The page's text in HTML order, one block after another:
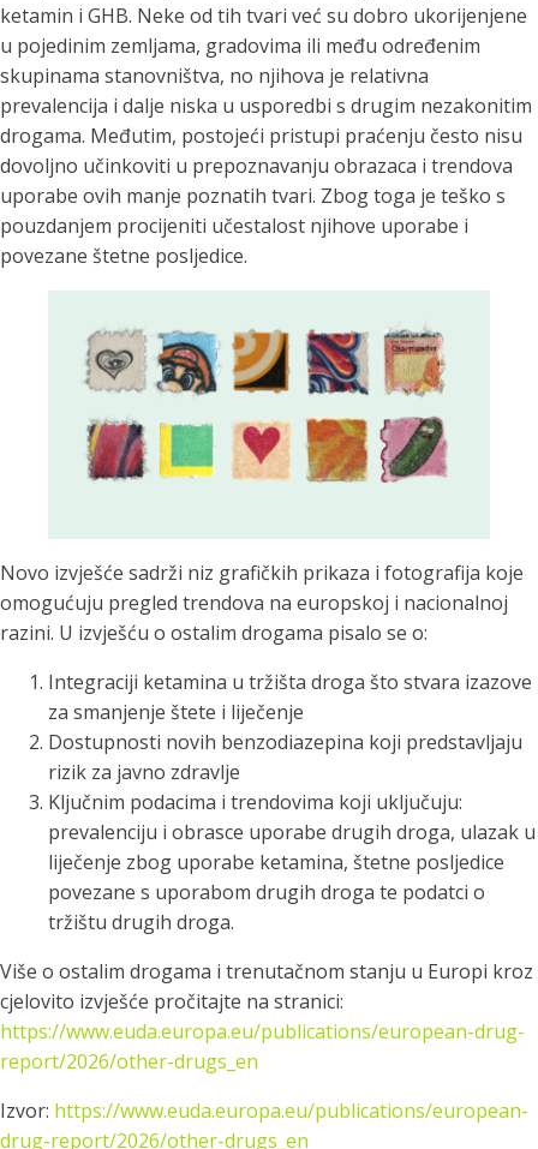
ketamin i GHB. Neke od tih tvari već su dobro ukorijenjene
u pojedinim zemljama, gradovima ili među određenim
skupinama stanovništva, no njihova je relativna
prevalencija i dalje niska u usporedbi s drugim nezakonitim
drogama. Međutim, postojeći pristupi praćenju često nisu
dovoljno učinkoviti u prepoznavanju obrazaca i trendova
uporabe ovih manje poznatih tvari. Zbog toga je teško s
pouzdanjem procijeniti učestalost njihove uporabe i
povezane štetne posljedice.
Novo izvješće sadrži niz grafičkih prikaza i fotografija koje
omogućuju pregled trendova na europskoj i nacionalnoj
razini. U izvješću o ostalim drogama pisalo se o:
Integraciji ketamina u tržišta droga što stvara izazove
za smanjenje štete i liječenje
Dostupnosti novih benzodiazepina koji predstavljaju
rizik za javno zdravlje
Ključnim podacima i trendovima koji uključuju:
prevalenciju i obrasce uporabe drugih droga, ulazak u
liječenje zbog uporabe ketamina, štetne posljedice
povezane s uporabom drugih droga te podatci o
tržištu drugih droga.
Više o ostalim drogama i trenutačnom stanju u Europi kroz
cjelovito izvješće pročitajte na stranici:
https://www.euda.europa.eu/publications/european-drug-
report/2026/other-drugs_en
Izvor: https://www.euda.europa.eu/publications/european-
drug-report/2026/other-drugs_en